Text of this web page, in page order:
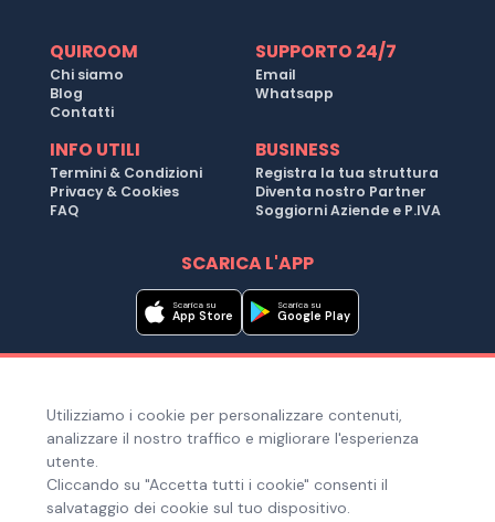
QUIROOM
Chi siamo
Blog
Contatti
SUPPORTO 24/7
Email
Whatsapp
INFO UTILI
Termini & Condizioni
Privacy & Cookies
FAQ
BUSINESS
Registra la tua struttura
Diventa nostro Partner
Soggiorni Aziende e P.IVA
SCARICA L'APP
Scarica su
App Store
Scarica su
Google Play
Hai bisogno di aiuto ?
Utilizziamo i cookie per personalizzare contenuti,
analizzare il nostro traffico e migliorare l'esperienza
utente.
Cliccando su "Accetta tutti i cookie" consenti il
salvataggio dei cookie sul tuo dispositivo.